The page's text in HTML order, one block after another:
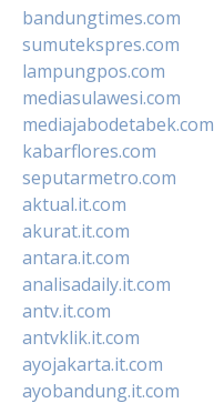
bandungtimes.com
sumutekspres.com
lampungpos.com
mediasulawesi.com
mediajabodetabek.com
kabarflores.com
seputarmetro.com
aktual.it.com
akurat.it.com
antara.it.com
analisadaily.it.com
antv.it.com
antvklik.it.com
ayojakarta.it.com
ayobandung.it.com